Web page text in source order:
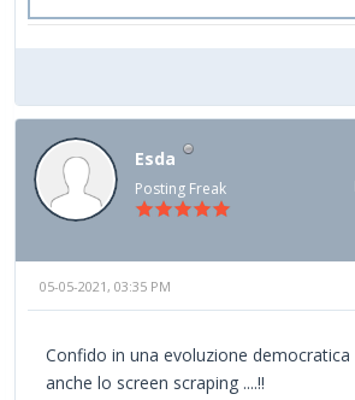
Esda
Posting Freak
05-05-2021, 03:35 PM
Confido in una evoluzione
anche lo screen scraping ....!!